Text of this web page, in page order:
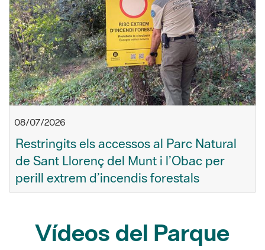
08/07/2026
Restringits els accessos al Parc Natural
de Sant Llorenç del Munt i l’Obac per
perill extrem d’incendis forestals
Vídeos del Parque